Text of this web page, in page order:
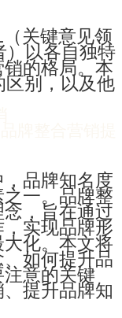
关键意见领
）以各自独特
的格局。本
区别，以及他
品牌知名度
一。品牌整
，旨在通过
实现品牌形
化。本文将
如何提升品
意的关键
提升品牌知